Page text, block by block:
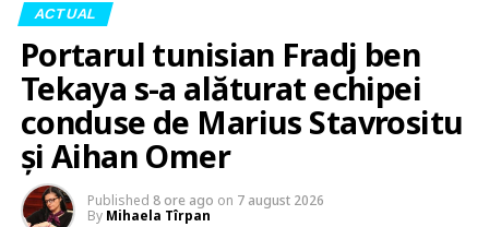
ACTUAL
Portarul tunisian Fradj ben
Tekaya s-a alăturat echipei
conduse de Marius Stavrositu
și Aihan Omer
Published 8 ore ago on 7 august 2026
By Mihaela Tîrpan